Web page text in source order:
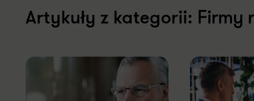
Artykuły z kategorii: Firmy